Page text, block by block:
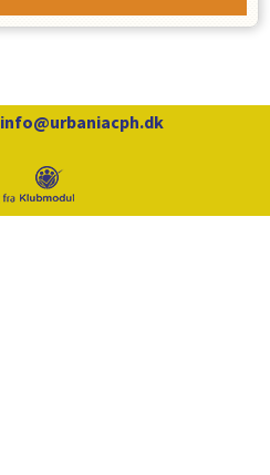
info@urbaniacph.dk